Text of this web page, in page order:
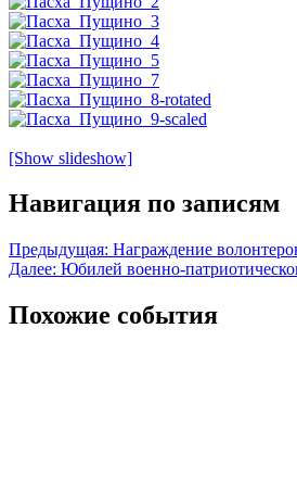
[Show slideshow]
Навигация по записям
Предыдущая: Награждение
Далее: Юбилей военно-
Похожие события